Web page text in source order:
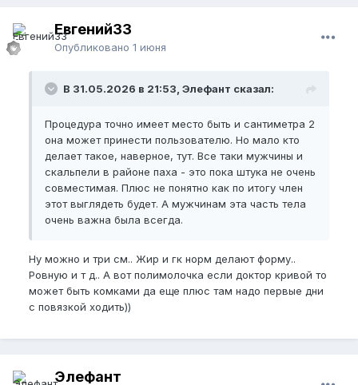
Евгений33
Опубликовано 1 июня
В 31.05.2026 в 21:53, Элефант сказал:
Процедура точно имеет место быть и сантиметра 2
она может принести пользователю. Но мало кто
делает такое, наверное, тут. Все таки мужчины и
скальпели в районе паха - это пока штука не очень
совместимая. Плюс не понятно как по итогу член
этот выглядеть будет. А мужчинам эта часть тела
очень важна была всегда.
Ну можно и три см.. Жир и гк норм делают форму..
Ровную и т д.. А вот полимолочка если доктор кривой то
может быть комками да еще плюс там надо первые дни
с повязкой ходить))
Элефант